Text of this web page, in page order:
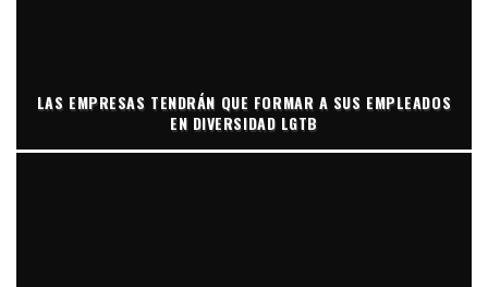
LAS EMPRESAS TENDRÁN QUE FORMAR A SUS EMPLEADOS
EN DIVERSIDAD LGTB